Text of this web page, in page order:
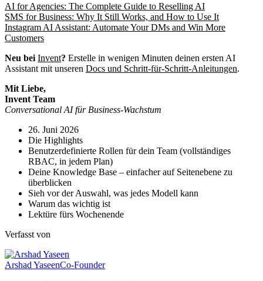
AI for Agencies: The Complete Guide to Reselling AI
SMS for Business: Why It Still Works, and How to Use It
Instagram AI Assistant: Automate Your DMs and Win More
Customers
Neu bei Invent? Erstelle in wenigen Minuten deinen ersten AI
Assistant mit unseren Docs und Schritt-für-Schritt-Anleitungen.
Mit Liebe,
Invent Team
Conversational AI für Business-Wachstum
26. Juni 2026
Die Highlights
Benutzerdefinierte Rollen für dein Team (vollständiges
RBAC, in jedem Plan)
Deine Knowledge Base – einfacher auf Seitenebene zu
überblicken
Sieh vor der Auswahl, was jedes Modell kann
Warum das wichtig ist
Lektüre fürs Wochenende
Verfasst von
Arshad YaseenCo-Founder